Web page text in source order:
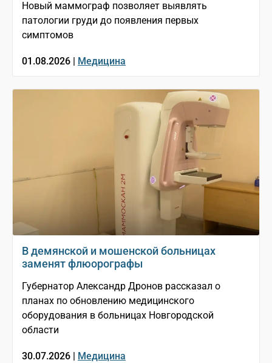
Новый маммограф позволяет выявлять
патологии груди до появления первых
симптомов
01.08.2026 | Медицина
В демянской и мошенской больницах
заменят флюорографы
Губернатор Александр Дронов рассказал о
планах по обновлению медицинского
оборудования в больницах Новгородской
области
30.07.2026 | Медицина